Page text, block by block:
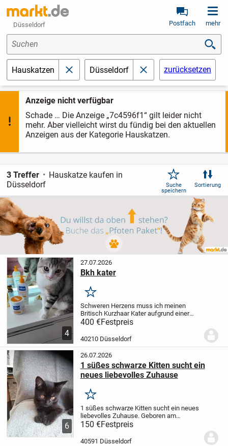
Düsseldorf Postfach mehr
Anzeige nicht verfügbar
Schade … Die Anzeige „7c4596f1“ gilt leider nicht
mehr. Aber vielleicht wirst du fündig bei den aktuellen
Anzeigen aus der Kategorie Hauskatzen.
Suchen
Hauskatzen schließenDüsseldorf schließenzurücksetzen
3 Treffer
Hauskatze kaufen in
Düsseldorf
Suche
speichern
Sortierung
4
27.07.2026
Bkh kater
Merken
Schweren Herzens muss ich meinen
Britisch Kurzhaar Kater aufgrund einer
Allergie abgeben. Er ist lieb, verschmust
und sucht ein neues, liebevolles Zuhause,
in dem er die Aufmerksamkeit bekommt,
400 €Festpreis
40210 Düsseldorf
6
26.07.2026
1 süßes schwarze Kitten sucht ein
neues liebevolles Zuhause
Merken
1 süßes schwarze Kitten sucht ein neues
liebevolles Zuhause. Geboren am
31.03.2026 ist sie jetzt groß genug um die
Welt zu erkunden. Es ist ein Weibchen,
verschmust, verspielt und neugierig. Sie
150 €Festpreis
40591 Düsseldorf